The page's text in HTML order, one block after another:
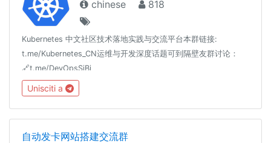
chinese
818
Kubernetes 中文社区技术落地实践与交流平台本群链接:
t.me/Kubernetes_CN运维与开发深度话题可到隔壁友群讨论：
🔗t.me/DevOpsSiBi
Unisciti a
自动发卡网站搭建交流群